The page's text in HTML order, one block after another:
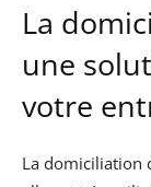
La
une
votre
La domiciliation